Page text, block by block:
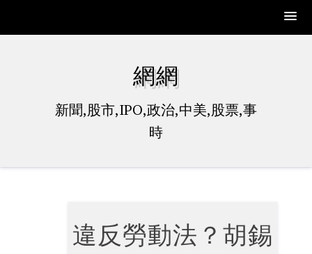
網網
新聞,股市,IPO,政治,中美,股票,事
時
違反勞動法？胡錫